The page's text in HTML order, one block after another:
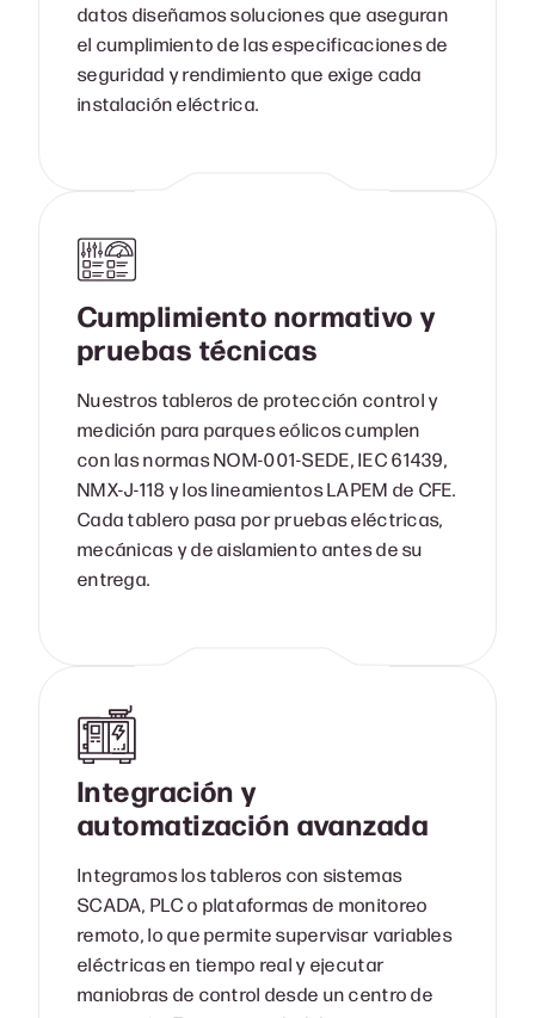
datos diseñamos soluciones que aseguran
el cumplimiento de las especificaciones de
seguridad y rendimiento que exige cada
instalación eléctrica.
Cumplimiento normativo y
pruebas técnicas
Nuestros tableros de protección control y
medición para parques eólicos cumplen
con las normas NOM-001-SEDE, IEC 61439,
NMX-J-118 y los lineamientos LAPEM de CFE.
Cada tablero pasa por pruebas eléctricas,
mecánicas y de aislamiento antes de su
entrega.
Integración y
automatización avanzada
Integramos los tableros con sistemas
SCADA, PLC o plataformas de monitoreo
remoto, lo que permite supervisar variables
eléctricas en tiempo real y ejecutar
maniobras de control desde un centro de